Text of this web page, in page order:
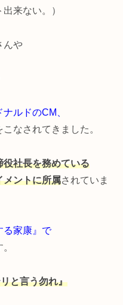
来ない。）
んや
ナルドのCM、
なされてきました。
役社長を務めている
メントに所属されていま
る家康』で
と言う勿れ』